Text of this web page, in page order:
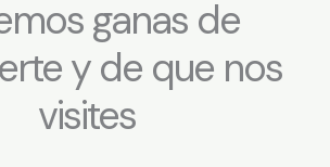
e
-
r
e
v
i
ganas de
y de que nos
visites